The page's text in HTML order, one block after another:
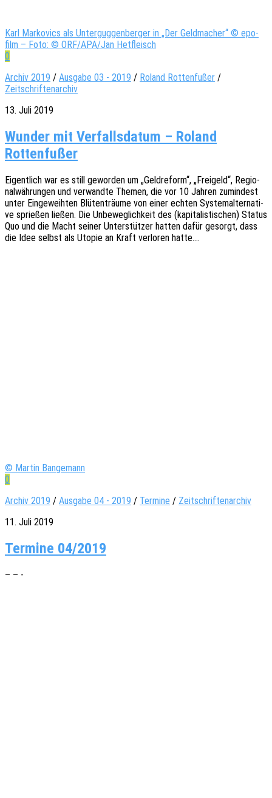
Karl Markovics als Unterguggenberger in „Der Geldmacher“ © epo-
film – Foto: © ORF/APA/Jan Hetfleisch
0
Archiv 2019 / Ausgabe 03 - 2019 / Roland Rottenfußer /
Zeitschriftenarchiv
13. Juli 2019
Wunder mit Verfallsdatum – Roland
Rottenfußer
Eigent­lich war es still gewor­den um „Geld­re­form“, „Frei­geld“, Regio­
nal­wäh­run­gen und verwand­te Themen, die vor 10 Jahren zumin­dest
unter Einge­weih­ten Blüten­träu­me von einer echten Syste­mal­ter­na­ti­
ve sprie­ßen ließen. Die Unbe­weg­lich­keit des (kapi­ta­lis­ti­schen) Status
Quo und die Macht seiner Unter­stüt­zer hatten dafür gesorgt, dass
die Idee selbst als Utopie an Kraft verlo­ren hatte.…
© Martin Bangemann
0
Archiv 2019 / Ausgabe 04 - 2019 / Termine / Zeitschriftenarchiv
11. Juli 2019
Termine 04/2019
– – -